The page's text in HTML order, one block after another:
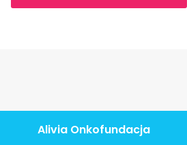
Alivia Onkofundacja